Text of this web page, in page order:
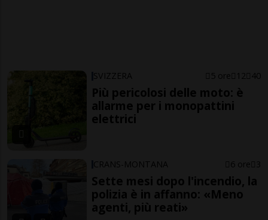
SVIZZERA 5 ore 12 40
Più pericolosi delle moto: è
allarme per i monopattini
elettrici
CRANS-MONTANA 6 ore 3
Sette mesi dopo l'incendio, la
polizia è in affanno: «Meno
agenti, più reati»